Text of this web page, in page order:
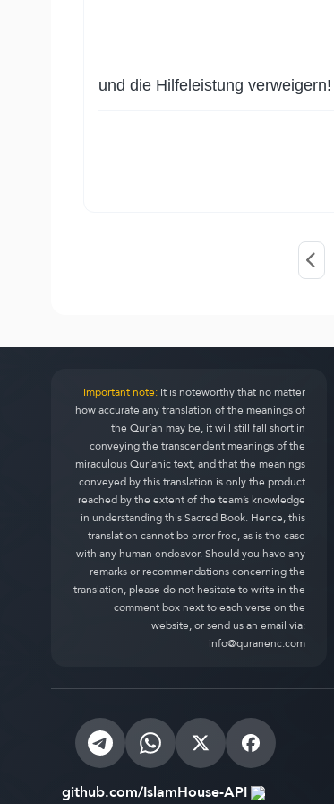
und die Hilfeleistung verweigern!
Important note:It is noteworthy that no matter
how accurate any translation of the meanings of
the Qur’an may be, it will still fall short in
conveying the transcendent meanings of the
miraculous Qur’anic text, and that the meanings
conveyed by this translation is only the product
reached by the extent of the team’s knowledge
in understanding this Sacred Book. Hence, this
translation cannot be error-free, as is the case
with any human endeavor. Should you have any
remarks or recommendations concerning the
translation, please do not hesitate to write in the
comment box next to each verse on the
website, or send us an email via:
info@quranenc.com
github.com/IslamHouse-API